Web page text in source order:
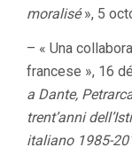
moralisé», 5
– « Una
francese », 16
a Dante,
trent’anni
italiano 1985-